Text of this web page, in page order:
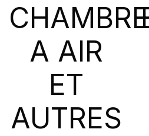
CHAMBRE
A AIR
ET
AUTRES